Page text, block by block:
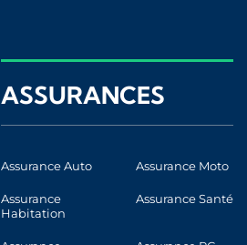
ASSURANCES
Assurance Auto Assurance Moto
Assurance
Habitation
Assurance Santé